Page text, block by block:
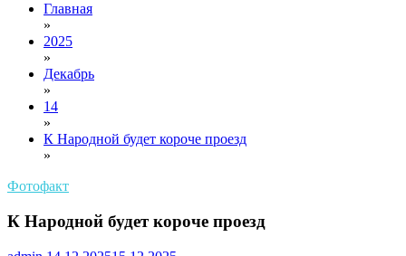
Главная
»
2025
»
Декабрь
»
14
»
К Народной будет короче проезд
»
Фотофакт
К Народной будет короче проезд